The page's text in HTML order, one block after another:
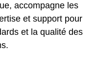
accompagne les
et support pour
et la qualité des